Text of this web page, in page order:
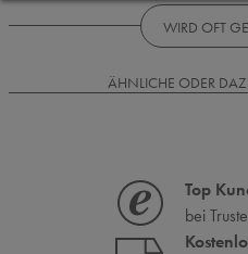
WIRD OFT
ÄHNLICHE ODER
Top
bei